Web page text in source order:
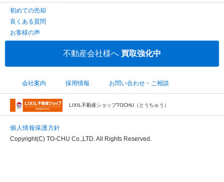
初めての売却
良くある質問
お客様の声
不動産会社様へ 買取強化中
会社案内 採用情報 お問い合わせ・ご相談
LIXIL不動産ショップTOCHU（とうちゅう）
個人情報保護方針
Copyright(C) TO-CHU Co.,LTD. All Rights Reserved.